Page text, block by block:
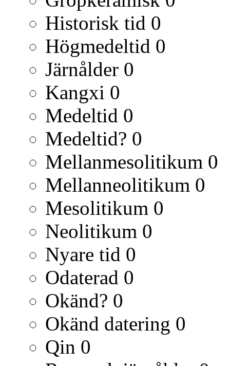
Historisk tid 0
Högmedeltid 0
Järnålder 0
Kangxi 0
Medeltid 0
Medeltid? 0
Mellanmesolitikum 0
Mellanneolitikum 0
Mesolitikum 0
Neolitikum 0
Nyare tid 0
Odaterad 0
Okänd? 0
Okänd datering 0
Qin 0